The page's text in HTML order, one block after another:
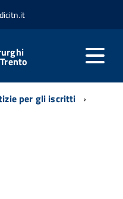
per gli iscritti